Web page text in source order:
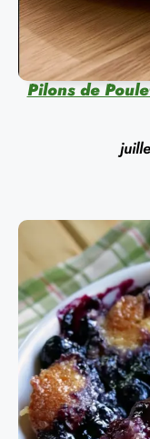
Pilons de